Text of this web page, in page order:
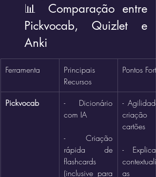
📊 Comparação entre
Pickvocab, Quizlet e
Anki
Ferramenta
Principais
Recursos
Pontos
Pickvocab
- Dicionário
com IA
- Criação
rápida de
flashcards
(inclusive para
-
criação
cartões
-
as